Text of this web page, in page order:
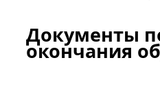
Документы
окончания